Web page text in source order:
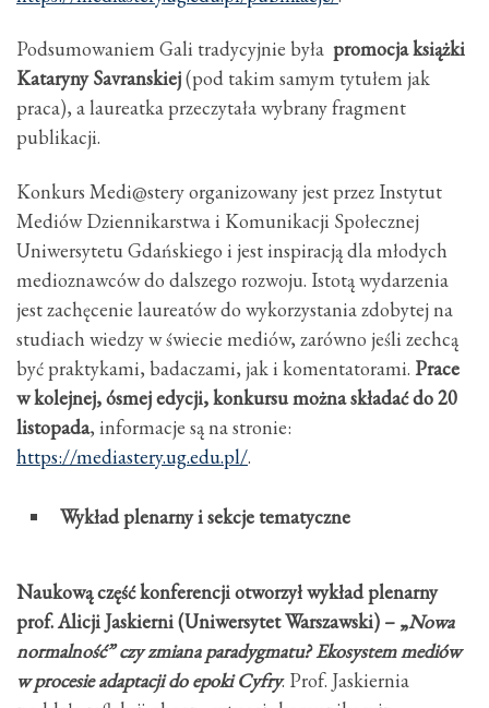
Podsumowaniem Gali tradycyjnie była promocja książki
Kataryny Savranskiej(pod takim samym tytułem jak
praca), a laureatka przeczytała wybrany fragment
publikacji.
Konkurs Medi@stery organizowany jest przez Instytut
Mediów Dziennikarstwa i Komunikacji Społecznej
Uniwersytetu Gdańskiego i jest inspiracją dla młodych
medioznawców do dalszego rozwoju. Istotą wydarzenia
jest zachęcenie laureatów do wykorzystania zdobytej na
studiach wiedzy w świecie mediów, zarówno jeśli zechcą
być praktykami, badaczami, jak i komentatorami. Prace
w kolejnej, ósmej edycji, konkursu można składać do 20
listopada, informacje są na stronie:
https://mediastery.ug.edu.pl/.
Wykład plenarny i sekcje tematyczne
Naukową część konferencji otworzyłwykład plenarny
prof. Alicji Jaskierni (Uniwersytet Warszawski) – „Nowa
normalność” czy zmiana paradygmatu? Ekosystem mediów
w procesie adaptacji do epoki Cyfry. Prof. Jaskiernia